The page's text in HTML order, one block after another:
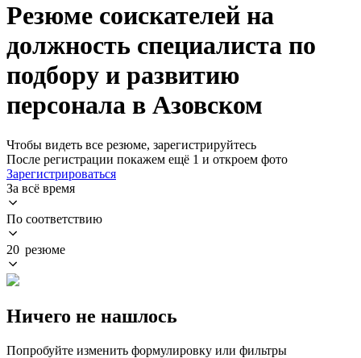
Резюме соискателей на
должность специалиста по
подбору и развитию
персонала в Азовском
Чтобы видеть все резюме, зарегистрируйтесь
После регистрации покажем ещё 1 и откроем фото
Зарегистрироваться
За всё время
По соответствию
20 резюме
Ничего не нашлось
Попробуйте изменить формулировку или фильтры